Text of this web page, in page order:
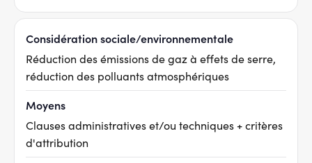
Considération sociale/environnementale
Réduction des émissions de gaz à effets de serre,
réduction des polluants atmosphériques
Moyens
Clauses administratives et/ou techniques + critères
d'attribution